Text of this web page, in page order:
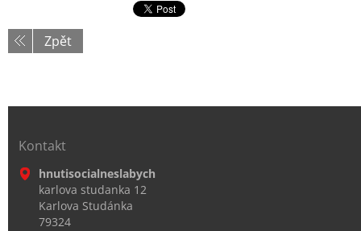
Zpět
Kontakt
hnutisocialneslabych
karlova studanka 12
Karlova Studánka
79324